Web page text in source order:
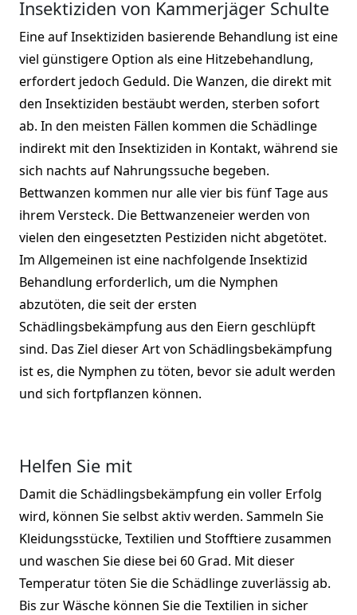
Insektiziden von Kammerjäger Schulte
Eine auf Insektiziden basierende Behandlung ist eine
viel günstigere Option als eine Hitzebehandlung,
erfordert jedoch Geduld. Die Wanzen, die direkt mit
den Insektiziden bestäubt werden, sterben sofort
ab. In den meisten Fällen kommen die Schädlinge
indirekt mit den Insektiziden in Kontakt, während sie
sich nachts auf Nahrungssuche begeben.
Bettwanzen kommen nur alle vier bis fünf Tage aus
ihrem Versteck. Die Bettwanzeneier werden von
vielen den eingesetzten Pestiziden nicht abgetötet.
Im Allgemeinen ist eine nachfolgende Insektizid
Behandlung erforderlich, um die Nymphen
abzutöten, die seit der ersten
Schädlingsbekämpfung aus den Eiern geschlüpft
sind. Das Ziel dieser Art von Schädlingsbekämpfung
ist es, die Nymphen zu töten, bevor sie adult werden
und sich fortpflanzen können.
Helfen Sie mit
Damit die Schädlingsbekämpfung ein voller Erfolg
wird, können Sie selbst aktiv werden. Sammeln Sie
Kleidungsstücke, Textilien und Stofftiere zusammen
und waschen Sie diese bei 60 Grad. Mit dieser
Temperatur töten Sie die Schädlinge zuverlässig ab.
Bis zur Wäsche können Sie die Textilien in sicher